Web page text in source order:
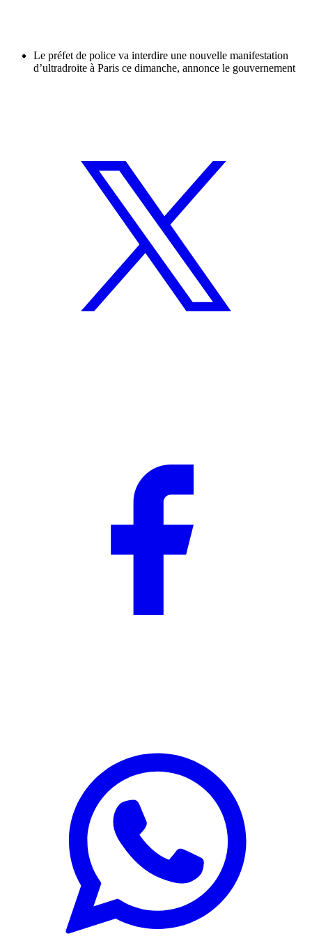
Le préfet de police va interdire une nouvelle manifestation
d’ultradroite à Paris ce dimanche, annonce le gouvernement